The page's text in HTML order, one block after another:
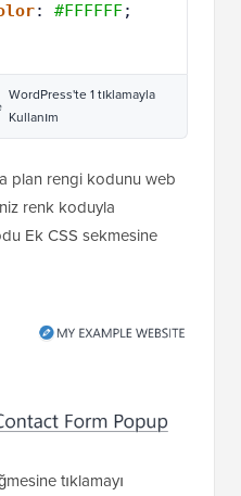
: #FFFFFF;
WordPress'te 1 tıklamayla
Kullanım
plan rengi kodunu web
renk koduyla
Ek CSS sekmesine
tıklamayı